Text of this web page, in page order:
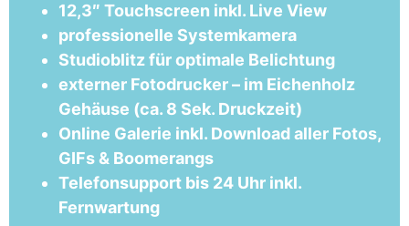
12,3″ Touchscreen inkl. Live View
professionelle Systemkamera
Studioblitz für optimale Belichtung
externer Fotodrucker – im Eichenholz
Gehäuse (ca. 8 Sek. Druckzeit)
Online Galerie inkl. Download aller Fotos,
GIFs & Boomerangs
Telefonsupport bis 24 Uhr inkl.
Fernwartung